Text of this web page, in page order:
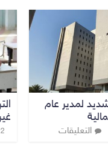
لمدير عام
التعليقات 22